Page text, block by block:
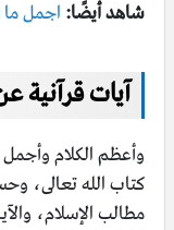
شاهد أيضًا: اجمل
آيات
وأعظم الكلام وأجمل
كتاب الله تعالى،
مطالب الإسلام،